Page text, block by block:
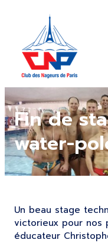
Fin de
water-
Un beau stage
victorieux pour nos
éducateur